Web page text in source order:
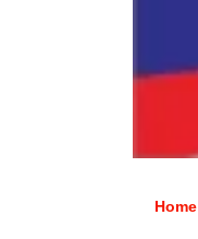
Home